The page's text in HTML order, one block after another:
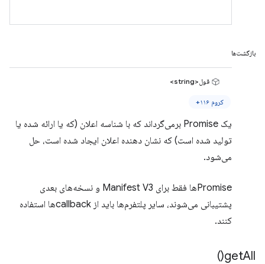
بازگشت‌ها
قول<string>
کروم ۱۱۶+
یک Promise برمی‌گرداند که با شناسه اعلان (که یا ارائه شده یا
تولید شده است) که نشان دهنده اعلان ایجاد شده است، حل
می‌شود.
Promiseها فقط برای Manifest V3 و نسخه‌های بعدی
پشتیبانی می‌شوند، سایر پلتفرم‌ها باید از callbackها استفاده
کنند.
getAll(
)